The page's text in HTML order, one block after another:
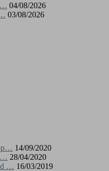
04/08/2026
03/08/2026
14/09/2020
28/04/2020
… 16/03/2019